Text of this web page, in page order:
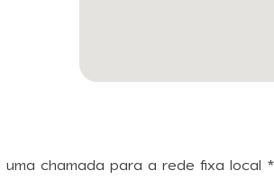
uma chamada para a rede fixa local